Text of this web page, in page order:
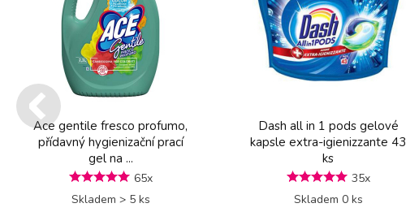
Ace gentile fresco profumo,
přídavný hygienizační prací
gel na ...
65x
Skladem > 5 ks
Dash all in 1 pods gelové
kapsle extra-igienizzante 43
ks
35x
Skladem 0 ks